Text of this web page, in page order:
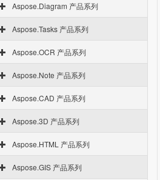
Aspose.Diagram 产品系列
Aspose.Tasks 产品系列
Aspose.OCR 产品系列
Aspose.Note 产品系列
Aspose.CAD 产品系列
Aspose.3D 产品系列
Aspose.HTML 产品系列
Aspose.GIS 产品系列